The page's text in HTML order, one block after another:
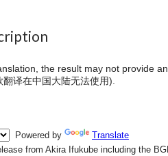
the result may not provide
翻译在中国大陆无法使用).